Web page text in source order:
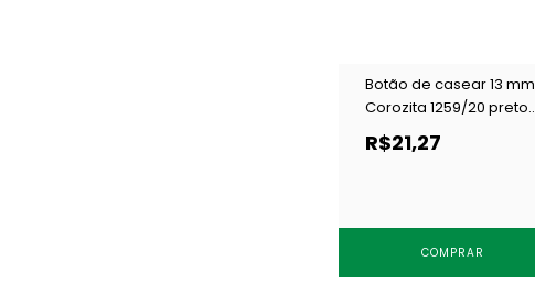
Botão de casear 13 mm
Corozita 1259/20 preto
c/ 144 un
R$21,27
COMPRAR